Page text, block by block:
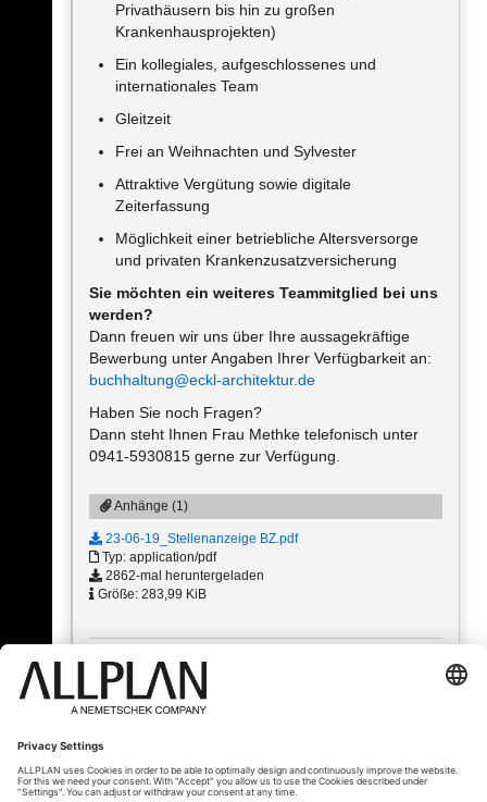
Privathäusern bis hin zu großen
Krankenhausprojekten)
Ein kollegiales, aufgeschlossenes und
internationales Team
Gleitzeit
Frei an Weihnachten und Sylvester
Attraktive Vergütung sowie digitale
Zeiterfassung
Möglichkeit einer betriebliche Altersversorge
und privaten Krankenzusatzversicherung
Sie möchten ein weiteres Teammitglied bei uns
werden?
Dann freuen wir uns über Ihre aussagekräftige
Bewerbung unter Angaben Ihrer Verfügbarkeit an:
buchhaltung@eckl-architektur.de
Haben Sie noch Fragen?
Dann steht Ihnen Frau Methke telefonisch unter
0941-5930815 gerne zur Verfügung.
Anhänge (1)
23-06-19_Stellenanzeige BZ.pdf
Typ: application/pdf
2862-mal heruntergeladen
Größe: 283,99 KiB
« Zurück